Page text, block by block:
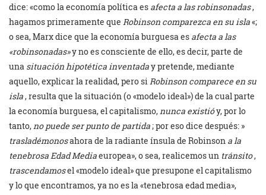
dice: «como la economía política es afecta a las robinsonadas,
hagamos primeramente que Robinson comparezca en su isla«;
o sea, Marx dice que la economía burguesa es afecta a las
«robinsonadas»y no es consciente de ello, es decir, parte de
una situación hipotética inventaday pretende, mediante
aquello, explicar la realidad, pero si Robinson comparece en su
isla, resulta que la situación (o «modelo ideal») de la cual parte
la economía burguesa, el capitalismo, nunca existióy, por lo
tanto, no puede ser punto de partida ; por eso dice después: »
trasladémonosahora de la radiante ínsula de Robinson a la
tenebrosa Edad Mediaeuropea», o sea, realicemos un tránsito,
trascendamosel «modelo ideal» que presupone el capitalismo
y lo que encontramos, ya no es la «tenebrosa edad media»,